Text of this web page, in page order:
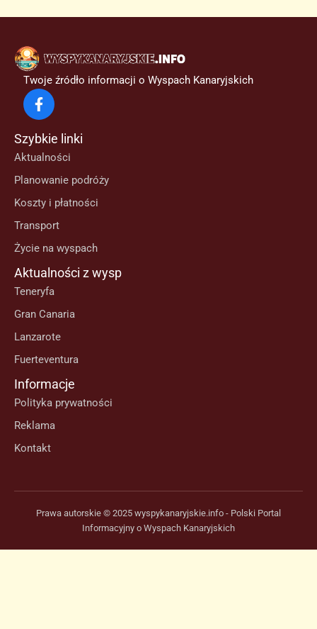
Twoje źródło informacji o Wyspach Kanaryjskich
Szybkie linki
Aktualności
Planowanie podróży
Koszty i płatności
Transport
Życie na wyspach
Aktualności z wysp
Teneryfa
Gran Canaria
Lanzarote
Fuerteventura
Informacje
Polityka prywatności
Reklama
Kontakt
Prawa autorskie © 2025 wyspykanaryjskie.info - Polski Portal
Informacyjny o Wyspach Kanaryjskich